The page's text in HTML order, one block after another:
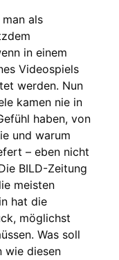
als
in einem
Videospiels
werden. Nun
kamen nie in
haben, von
und warum
– eben nicht
BILD-Zeitung
meisten
hat die
möglichst
Was soll
wie diesen